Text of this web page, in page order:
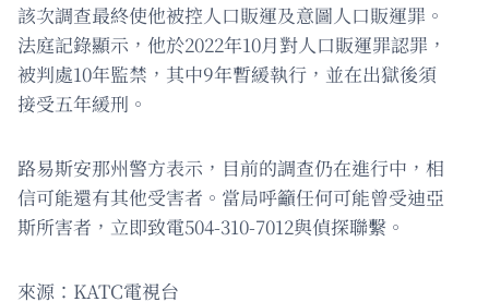
該次調查最終使他被控人口販運及意圖人口販運罪。
法庭記錄顯示，他於2022年10月對人口販運罪認罪，
被判處10年監禁，其中9年暫緩執行，並在出獄後須
接受五年緩刑。
路易斯安那州警方表示，目前的調查仍在進行中，相
信可能還有其他受害者。當局呼籲任何可能曾受迪亞
斯所害者，立即致電504-310-7012與偵探聯繫。
來源：KATC電視台